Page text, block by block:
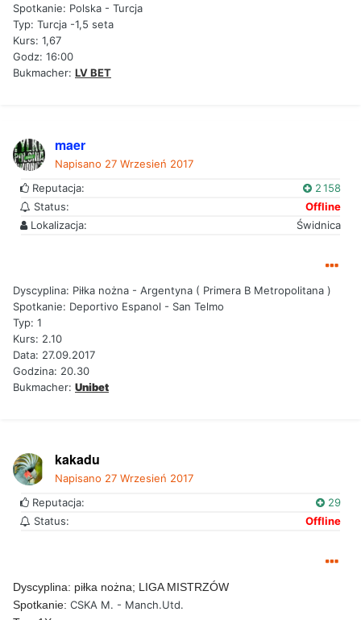
Spotkanie: Polska - Turcja
Typ: Turcja -1,5 seta
Kurs: 1,67
Godz: 16:00
Bukmacher: LV BET
maer
Napisano 27 Wrzesień 2017
Reputacja:
2 158
Status:
Offline
Lokalizacja:
Świdnica
Dyscyplina: Piłka nożna - Argentyna ( Primera B Metropolitana )
Spotkanie: Deportivo Espanol - San Telmo
Typ: 1
Kurs: 2.10
Data: 27.09.2017
Godzina: 20.30
Bukmacher: Unibet
kakadu
Napisano 27 Wrzesień 2017
Reputacja:
29
Status:
Offline
Dyscyplina: piłka nożna; LIGA MISTRZÓW
Spotkanie: CSKA M. - Manch.Utd.